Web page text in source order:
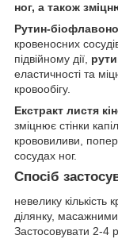
ног, а також
Рутин-
кровеносних
підвійному дії,
еластичності та
кровообігу.
Екстракт листя
зміцнює стінки
крововиливи,
сосудах ног.
Спосіб
невелику
ділянку,
Застосовувати 2-4